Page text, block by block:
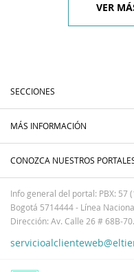
VER
SECCIONES
MÁS INFORMACIÓN
CONOZCA NUESTROS
Info general del portal: PBX: 57
Bogotá 5714444 - Línea
Dirección: Av. Calle 26 # 68B-70.